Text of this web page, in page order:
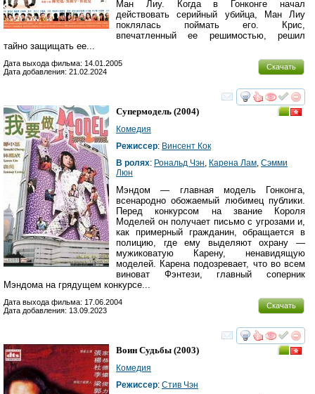
Ман Лиу. Когда в Гонконге начал
действовать серийный убийца, Ман Лиу
поклялась поймать его. Крис,
впечатленный ее решимостью, решил
тайно защищать ее...
Скачать
Дата выхода фильма: 14.01.2005
Дата добавления: 21.02.2024
смотреть
Супермодель (2004)
Комедия
Режиссер: Винсент Кок
В ролях: Рональд Чэн, Карена Лам, Сэмми
Люн
Мэндом — главная модель Гонконга,
всенародно обожаемый любимец публики.
Перед конкурсом на звание Короля
Моделей он получает письмо с угрозами и,
как примерный гражданин, обращается в
полицию, где ему выделяют охрану —
мужиковатую Карену, ненавидящую
моделей. Карена подозревает, что во всем
виноват Фэнтези, главный соперник
Мэндома на грядущем конкурсе...
Скачать
Дата выхода фильма: 17.06.2004
Дата добавления: 13.09.2023
смотреть
Воин Судьбы (2003)
Комедия
Режиссер: Стив Чэн